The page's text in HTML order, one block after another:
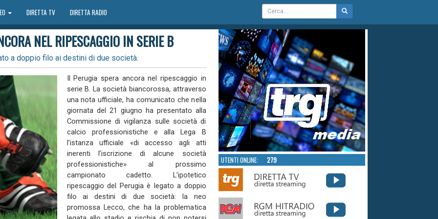
DIRETTA TV DIRETTA RADIO
NEL RIPESCAGGIO IN SERIE B
a doppio filo ai destini di due società.
Il Perugia spera ancora nel ripescaggio in
serie B. La società biancorossa, attraverso
una nota ufficiale, ha comunicato che nella
giornata del 21 giugno ha presentato alla
Commissione di vigilanza sulle società di
calcio professionistiche e alla Lega B
l’istanza ufficiale «di accesso agli atti
inerenti l’iscrizione di alcune società
professionistiche» al prossimo
campionato cadetto. L’ipotetico
ripescaggio del Perugia è legato a doppio
filo ai destini di due società: la neo
promossa Lecco, che ha la problematica
UTENTI ONLINE: 279